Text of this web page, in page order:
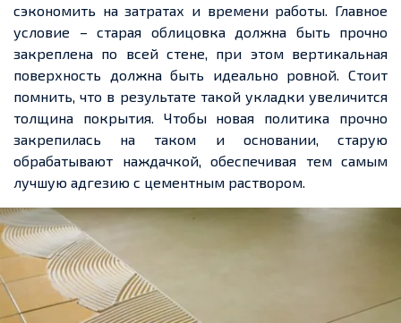
сэкономить на затратах и времени работы. Главное
условие – старая облицовка должна быть прочно
закреплена по всей стене, при этом вертикальная
поверхность должна быть идеально ровной. Стоит
помнить, что в результате такой укладки увеличится
толщина покрытия. Чтобы новая политика прочно
закрепилась на таком и основании, старую
обрабатывают наждачкой, обеспечивая тем самым
лучшую адгезию с цементным раствором.